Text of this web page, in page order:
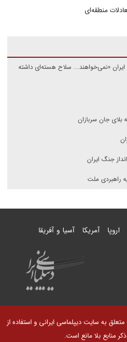
منطقه‌ای
«نمی‌خواهند... سلاح هسته‌ای داشته
بلای جان سربازان
جنگ ایران
راهبردی ملت
اروپا آمریکا آسیا و آفریقا
به سایت دیپلماسی ایرانی و استفاده از
منابع بلا مانع است.